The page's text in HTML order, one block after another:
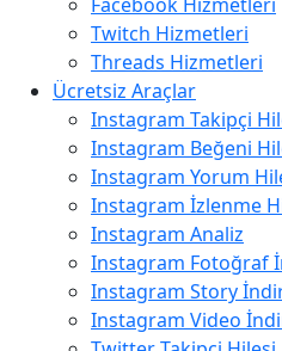
Twitch Hizmetleri
Threads Hizmetleri
Ücretsiz Araçlar
Instagram Takipçi
Instagram Beğeni
Instagram Yorum
Instagram İzlenme
Instagram Analiz
Instagram Fotoğraf
Instagram Story
Instagram Video